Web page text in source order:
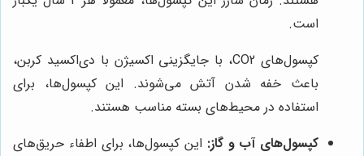
است.
کپسول‌های CO2، با جایگزینی اکسیژن با دی‌اکسید کربن،
باعث خفه شدن آتش می‌شوند. این کپسول‌ها، برای
استفاده در محیط‌های بسته مناسب هستند.
کپسول‌های آب و گاز: این کپسول‌ها، برای اطفاء حریق‌های